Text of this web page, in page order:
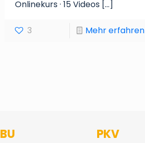
Onlinekurs · 15 Videos […]
3 Mehr erfahren
BU PKV